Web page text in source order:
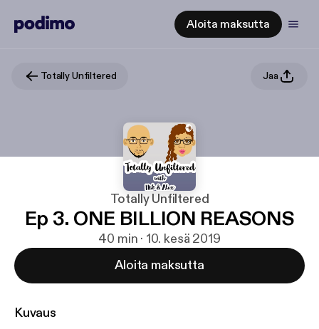
Aloita maksutta
Totally Unfiltered Jaa
Totally Unfiltered
Ep 3. ONE BILLION REASONS
40 min · 10. kesä 2019
Aloita maksutta
Kuvaus